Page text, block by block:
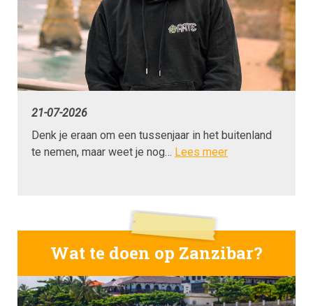
21-07-2026
Denk je eraan om een tussenjaar in het buitenland
te nemen, maar weet je nog… Lees meer
Wat te doen op Zanzibar?